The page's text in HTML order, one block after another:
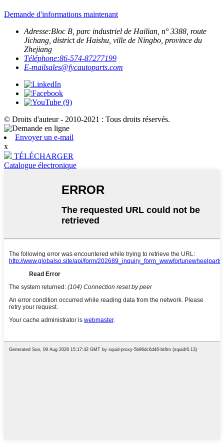
Demande d'informations maintenant
Adresse:Bloc B, parc industriel de Hailian, n° 3388, route
Jichang, district de Haishu, ville de Ningbo, province du
Zhejiang
Téléphone:86-574-87277199
E-mailsales@fycautoparts.com
© Droits d'auteur - 2010-2021 : Tous droits réservés.
Envoyer un e-mail
x
TÉLÉCHARGER
Catalogue électronique